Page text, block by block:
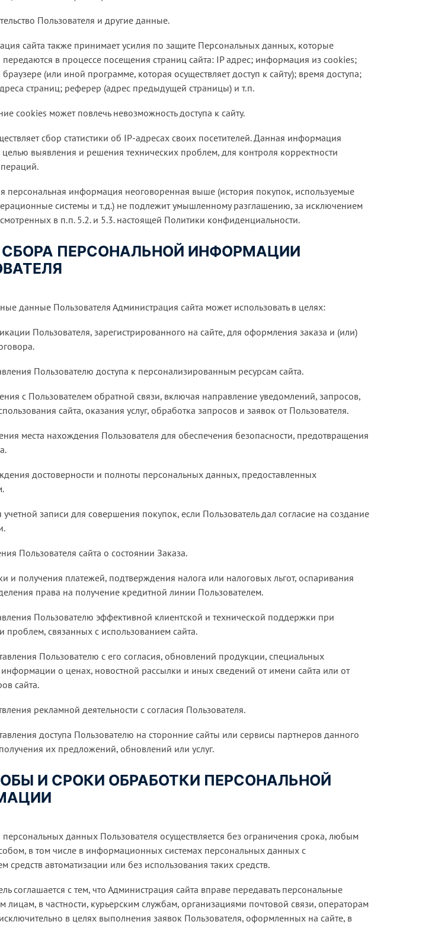
Пользователя и другие данные.
сайта также принимает усилия по защите Персональных данных, которые
передаются в процессе посещения страниц сайта: IP адрес; информация из cookies;
(или иной программе, которая осуществляет доступ к сайту); время доступа;
страниц; реферер (адрес предыдущей страницы) и т.п.
cookies может повлечь невозможность доступа к сайту.
сбор статистики об IP-адресах своих посетителей. Данная информация
целью выявления и решения технических проблем, для контроля корректности
персональная информация неоговоренная выше (история покупок, используемые
системы и т.д.) не подлежит умышленному разглашению, за исключением
в п.п. 5.2. и 5.3. настоящей Политики конфиденциальности.
СБОРА ПЕРСОНАЛЬНОЙ ИНФОРМАЦИИ
данные Пользователя Администрация сайта может использовать в целях:
Пользователя, зарегистрированного на сайте, для оформления заказа и (или)
Пользователю доступа к персонализированным ресурсам сайта.
с Пользователем обратной связи, включая направление уведомлений, запросов,
сайта, оказания услуг, обработка запросов и заявок от Пользователя.
места нахождения Пользователя для обеспечения безопасности, предотвращения
достоверности и полноты персональных данных, предоставленных
учетной записи для совершения покупок, если Пользователь дал согласие на создание
Пользователя сайта о состоянии Заказа.
и получения платежей, подтверждения налога или налоговых льгот, оспаривания
права на получение кредитной линии Пользователем.
Пользователю эффективной клиентской и технической поддержки при
проблем, связанных с использованием сайта.
Пользователю с его согласия, обновлений продукции, специальных
о ценах, новостной рассылки и иных сведений от имени сайта или от
сайта.
рекламной деятельности с согласия Пользователя.
доступа Пользователю на сторонние сайты или сервисы партнеров данного
их предложений, обновлений или услуг.
И СРОКИ ОБРАБОТКИ ПЕРСОНАЛЬНОЙ
персональных данных Пользователя осуществляется без ограничения срока, любым
в том числе в информационных системах персональных данных с
средств автоматизации или без использования таких средств.
соглашается с тем, что Администрация сайта вправе передавать персональные
лицам, в частности, курьерским службам, организациями почтовой связи, операторам
в целях выполнения заявок Пользователя, оформленных на сайте, в